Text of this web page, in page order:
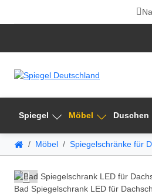
Spiegel Möbel Duschen
Möbel Spiegelschränke für
Bad Spiegelschrank LED für